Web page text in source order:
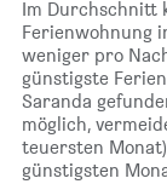
Im Durchschnitt
Ferienwohnung
weniger pro
günstigste
Saranda
möglich,
teuersten
günstigsten